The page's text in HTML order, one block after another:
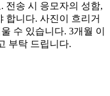
전송 시 응모자의 성함,
합니다. 사진이 흐리거
수 있습니다. 3개월 이
부탁 드립니다.